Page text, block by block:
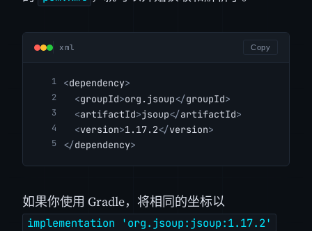
xml Copy
<dependency>
<groupId>org.jsoup</groupId>
<artifactId>jsoup</artifactId>
<version>1.17.2</version>
</dependency>
如果你使用 Gradle，将相同的坐标以
implementation 'org.jsoup:jsoup:1.17.2'